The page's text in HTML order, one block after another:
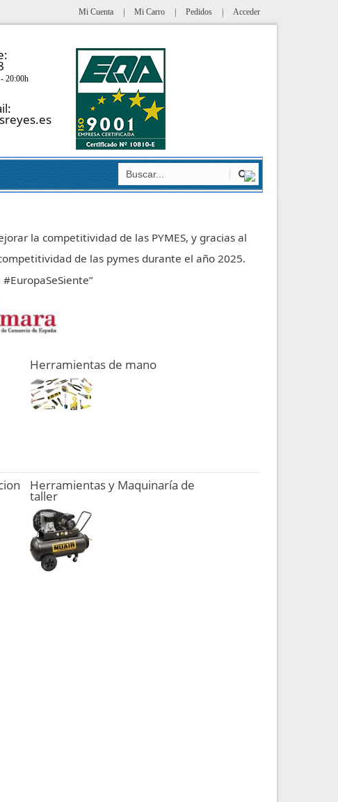
Mi Cuenta Mi Carro Pedidos Acceder
20:00h
la competitividad de las PYMES, y gracias al
de las pymes durante el año 2025.
Herramientas de mano
Herramientas y Maquinaría de
taller